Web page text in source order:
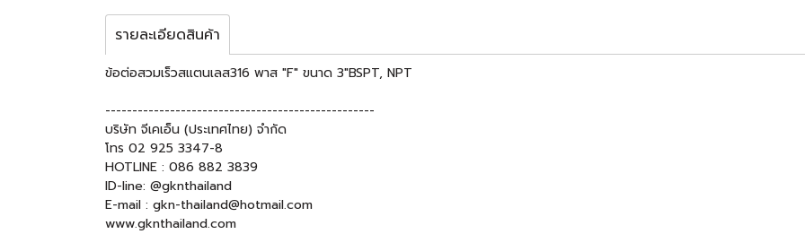
รายละเอียดสินค้า
ข้อต่อสวมเร็วสแตนเลส316 พาส "F" ขนาด 3"BSPT, NPT
--------------------------------------------------
บริษัท จีเคเอ็น (ประเทศไทย) จำกัด
โทร 02 925 3347-8
HOTLINE : 086 882 3839
ID-line: @gknthailand
E-mail : gkn-thailand@hotmail.com
www.gknthailand.com